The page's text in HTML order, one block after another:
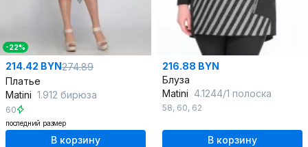
-22%
214.42 BYN274.89
Платье
Matini 1.912 бирюза
60
последний размер
В корзину
216.88 BYN
Блуза
Matini 4.1244/1 полоска
58, 60, 62
В корзину